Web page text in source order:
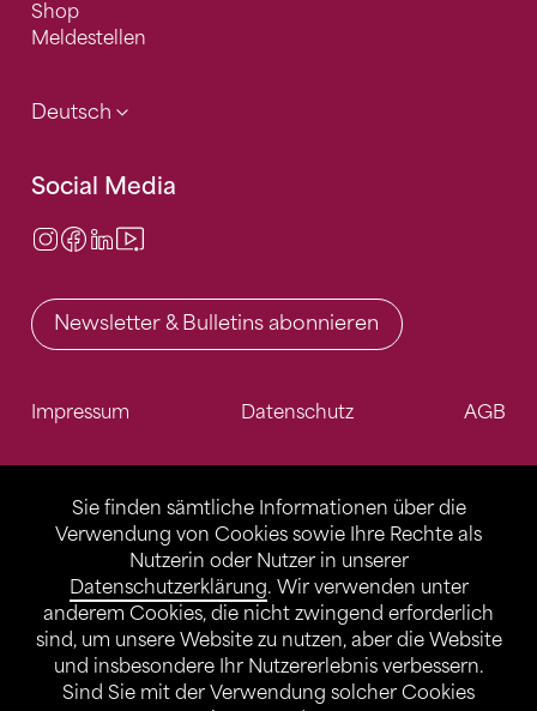
Sie finden sämtliche Informationen über die
Verwendung von Cookies sowie Ihre Rechte als
Nutzerin oder Nutzer in unserer
Datenschutzerklärung. Wir verwenden unter
anderem Cookies, die nicht zwingend erforderlich
sind, um unsere Website zu nutzen, aber die Website
und insbesondere Ihr Nutzererlebnis verbessern.
Sind Sie mit der Verwendung solcher Cookies
Shop
Meldestellen
Deutsch
Social Media
Instagram
Facebook
LinkedIn
Newsletter & Bulletins abonnieren
Impressum Datenschutz AGB